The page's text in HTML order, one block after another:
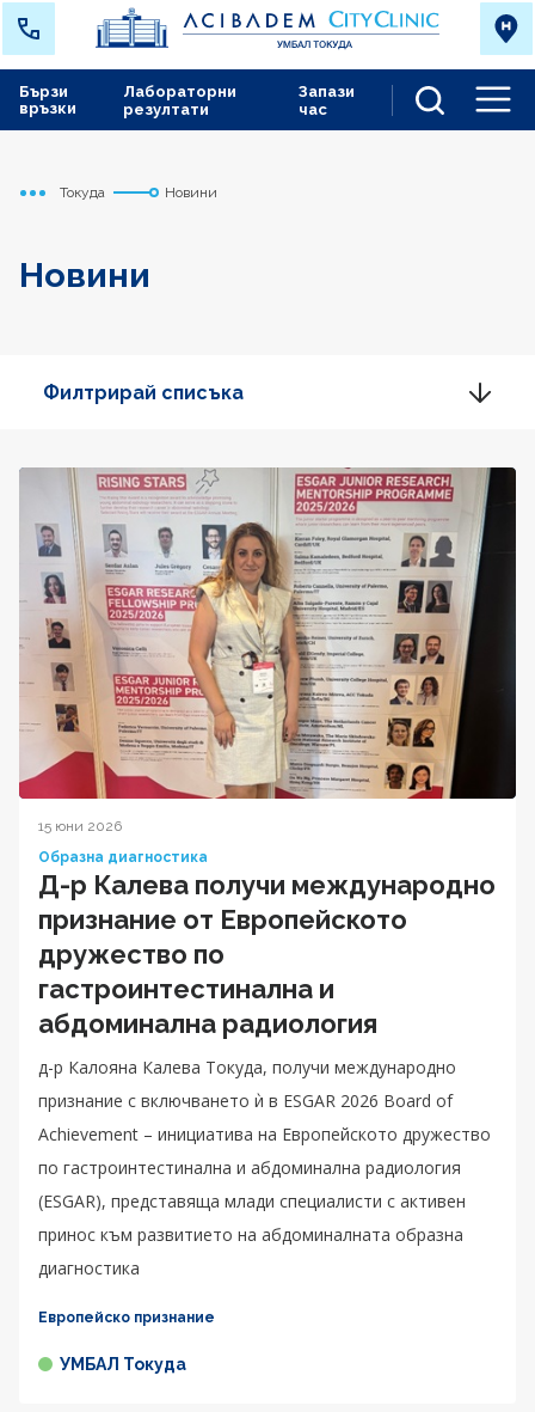
Лабораторни
резултати
Запази
час
Бързи
връзки
Начало
Токуда Новини
Новини
Филтрирай списъка
15 юни 2026
Образна диагностика
Д-р Калева получи международно
признание от Европейското
дружество по
гастроинтестинална и
абдоминална радиология
д-р Калояна Калева Токуда, получи международно
признание с включването ѝ в ESGAR 2026 Board of
Achievement – инициатива на Европейското дружество
по гастроинтестинална и абдоминална радиология
(ESGAR), представяща млади специалисти с активен
принос към развитието на абдоминалната образна
диагностика
Европейско признание
УМБАЛ Токуда